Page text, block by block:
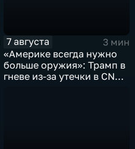
7 августа
3 мин
«Америке всегда нужно
больше оружия»: Трамп в
гневе из-за утечки в CNN